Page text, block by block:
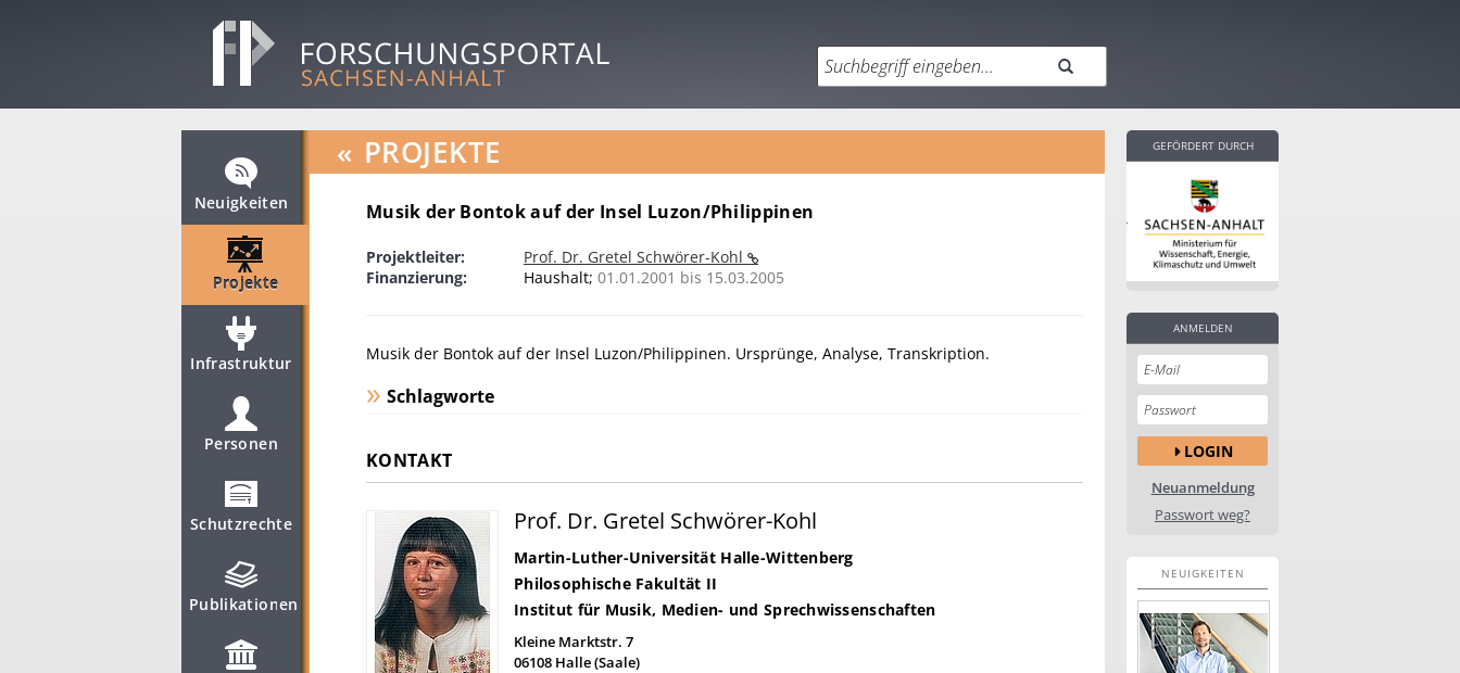
Neuigkeiten
Projekte
Infrastruktur
Personen
Schutzrechte
Publikationen
« PROJEKTE
Musik der Bontok auf der Insel Luzon/Philippinen
Projektleiter:
Prof. Dr. Gretel Schwörer-Kohl
Finanzierung:
Haushalt; 01.01.2001 bis 15.03.2005
Musik der Bontok auf der Insel Luzon/Philippinen. Ursprünge, Analyse, Transkription.
Schlagworte
KONTAKT
Prof. Dr. Gretel Schwörer-Kohl
Martin-Luther-Universität Halle-Wittenberg
Philosophische Fakultät II
Institut für Musik, Medien- und Sprechwissenschaften
Kleine Marktstr. 7
06108 Halle (Saale)
GEFÖRDERT DURCH
ANMELDEN
LOGIN
Neuanmeldung
Passwort weg?
NEUIGKEITEN